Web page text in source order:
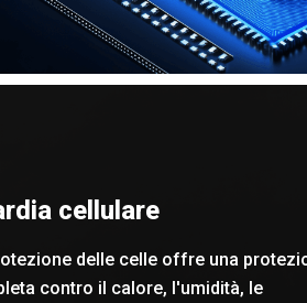
cellulare
delle celle offre una
contro il calore, l'umidità, le